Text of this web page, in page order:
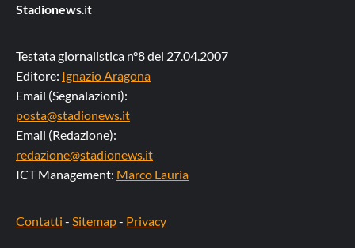
Stadionews .it
Testata giornalistica n°8 del 27.04.2007
Editore: Ignazio Aragona
Email (Segnalazioni):
posta@stadionews.it
Email (Redazione):
redazione@stadionews.it
ICT Management: Marco Lauria
Contatti - Sitemap- Privacy